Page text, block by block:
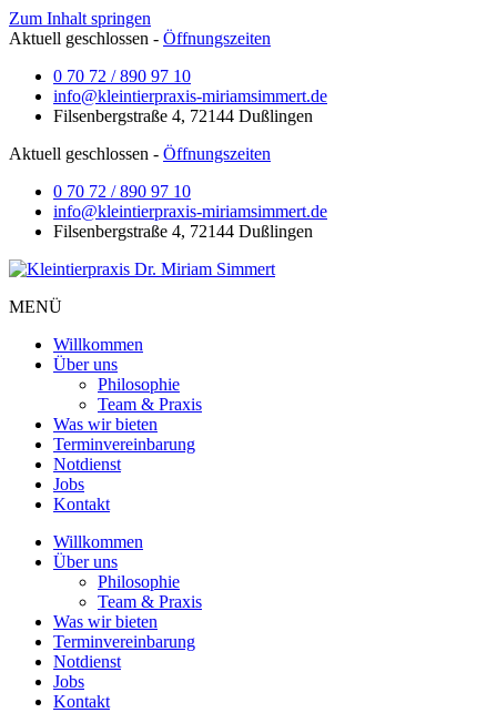
Zum Inhalt springen
Aktuell geschlossen - Öffnungszeiten
0 70 72 / 890 97 10
info@kleintierpraxis-miriamsimmert.de
Filsenbergstraße 4, 72144 Dußlingen
Aktuell geschlossen - Öffnungszeiten
0 70 72 / 890 97 10
info@kleintierpraxis-miriamsimmert.de
Filsenbergstraße 4, 72144 Dußlingen
MENÜ
Willkommen
Über uns
Philosophie
Team & Praxis
Was wir bieten
Terminvereinbarung
Notdienst
Jobs
Kontakt
Willkommen
Über uns
Philosophie
Team & Praxis
Was wir bieten
Terminvereinbarung
Notdienst
Jobs
Kontakt